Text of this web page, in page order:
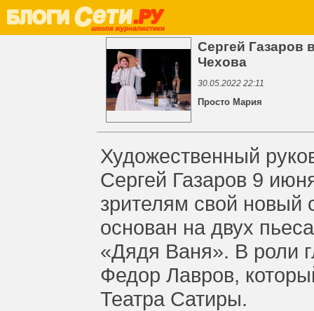
Сергей Газаров
Чехова
30.05.2022 22:11
Просто Мария
Художественный
Сергей Газаров 9
зрителям свой новый
основан на двух
«Дядя Ваня». В роли
Федор Лавров,
Театра Сатиры.